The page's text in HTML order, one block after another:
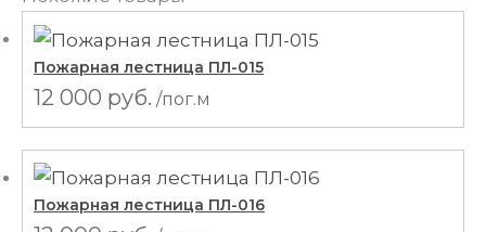
Пожарная лестница ПЛ-015
12 000 руб. /пог.м
Пожарная лестница ПЛ-016